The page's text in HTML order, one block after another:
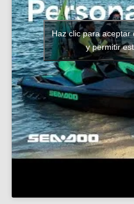
Haz clic para aceptar
y permitir